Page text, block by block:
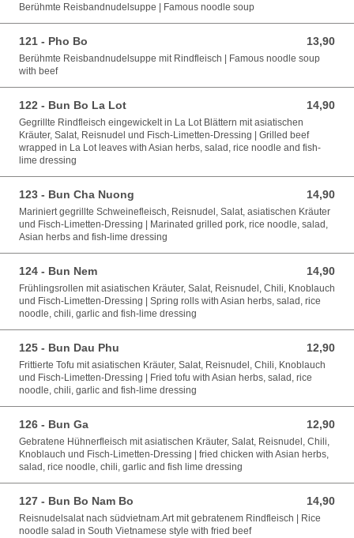
Berühmte Reisbandnudelsuppe | Famous noodle soup
121 - Pho Bo 13,90
13,90 EUR
Berühmte Reisbandnudelsuppe mit Rindfleisch | Famous noodle soup
with beef
122 - Bun Bo La Lot 14,90
14,90 EUR
Gegrillte Rindfleisch eingewickelt in La Lot Blättern mit asiatischen
Kräuter, Salat, Reisnudel und Fisch-Limetten-Dressing | Grilled beef
wrapped in La Lot leaves with Asian herbs, salad, rice noodle and fish-
lime dressing
123 - Bun Cha Nuong 14,90
14,90 EUR
Mariniert gegrillte Schweinefleisch, Reisnudel, Salat, asiatischen Kräuter
und Fisch-Limetten-Dressing | Marinated grilled pork, rice noodle, salad,
Asian herbs and fish-lime dressing
124 - Bun Nem 14,90
14,90 EUR
Frühlingsrollen mit asiatischen Kräuter, Salat, Reisnudel, Chili, Knoblauch
und Fisch-Limetten-Dressing | Spring rolls with Asian herbs, salad, rice
noodle, chili, garlic and fish-lime dressing
125 - Bun Dau Phu 12,90
12,90 EUR
Frittierte Tofu mit asiatischen Kräuter, Salat, Reisnudel, Chili, Knoblauch
und Fisch-Limetten-Dressing | Fried tofu with Asian herbs, salad, rice
noodle, chili, garlic and fish-lime dressing
126 - Bun Ga 12,90
12,90 EUR
Gebratene Hühnerfleisch mit asiatischen Kräuter, Salat, Reisnudel, Chili,
Knoblauch und Fisch-Limetten-Dressing | fried chicken with Asian herbs,
salad, rice noodle, chili, garlic and fish lime dressing
127 - Bun Bo Nam Bo 14,90
14,90 EUR
Reisnudelsalat nach südvietnam.Art mit gebratenem Rindfleisch | Rice
noodle salad in South Vietnamese style with fried beef